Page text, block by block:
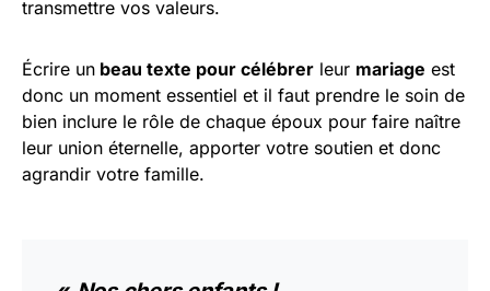
transmettre vos valeurs.
Écrire un beau texte pour célébrer leur mariage est
donc un moment essentiel et il faut prendre le soin de
bien inclure le rôle de chaque époux pour faire naître
leur union éternelle, apporter votre soutien et donc
agrandir votre famille.